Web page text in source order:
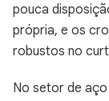
pouca
própria, e os
robustos no
No setor de